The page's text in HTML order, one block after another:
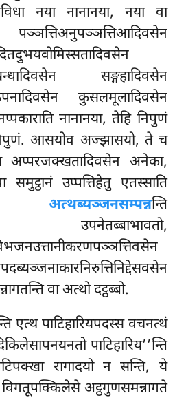
नया नानानया, नया वा
सङ्गहादिवसेन
कुसलमूलादिवसेन
नानानया, तेहि निपुणं
आसयोव अज्झासयो, ते च
अप्परजक्खतादिवसेन अनेका,
उप्पत्तिहेतु एतस्साति
अत्थब्यञ्जनसम्पन्नन्ति
उपनेतब्बाभावतो,
वा अत्थो दट्ठब्बो.
एत्थ पाटिहारियपदस्स वचनत्थं
पाटिहारिय’’न्ति
रागादयो न सन्ति, ये
विगतूपक्किलेसेअट्ठगुणसमन्नागते